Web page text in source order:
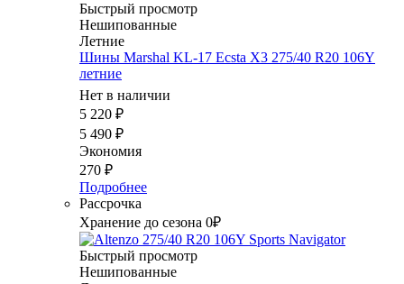
Быстрый просмотр
Нешипованные
Летние
Шины Marshal KL-17 Ecsta X3 275/40 R20 106Y
летние
Нет в наличии
5 220 ₽
5 490 ₽
Экономия
270 ₽
Подробнее
Рассрочка
Хранение до сезона 0₽
Быстрый просмотр
Нешипованные